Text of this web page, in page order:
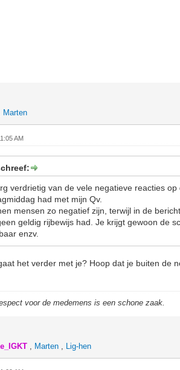
Marten
AM
verdrietig van de vele negatieve reacties
had met mijn Qv.
mensen zo negatief zijn, terwijl in de
geldig rijbewijs had. Je krijgt gewoon de
enzv.
het verder met je? Hoop dat je buiten de
voor de medemens is een schone zaak.
, Marten , Lig-hen